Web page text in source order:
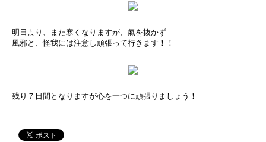
明日より、また寒くなりますが、氣を抜かず
風邪と、怪我には注意し頑張って行きます！！
残り７日間となりますが心を一つに頑張りましょう！